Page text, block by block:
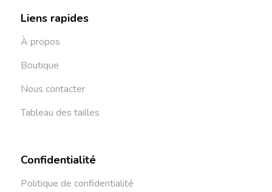
Liens rapides
À propos
Boutique
Nous contacter
Tableau des tailles
Confidentialité
Politique de confidentialité